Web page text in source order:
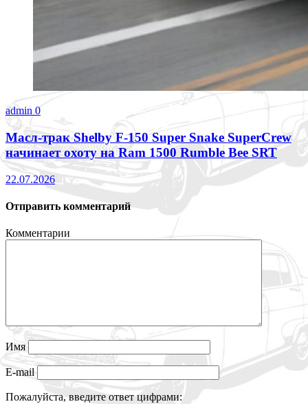
admin0
Масл-трак Shelby F-150 Super Snake SuperCrew
начинает охоту на Ram 1500 Rumble Bee SRT
22.07.2026
Отправить комментарий
Комментарии
Имя
E-mail
Пожалуйста, введите ответ цифрами: